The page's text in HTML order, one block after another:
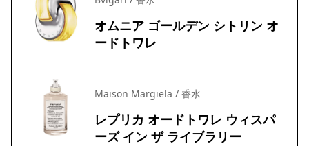
オムニア ゴールデン シトリン オ
ードトワレ
Maison Margiela / 香水
レプリカ オードトワレ ウィスパ
ーズ イン ザ ライブラリー